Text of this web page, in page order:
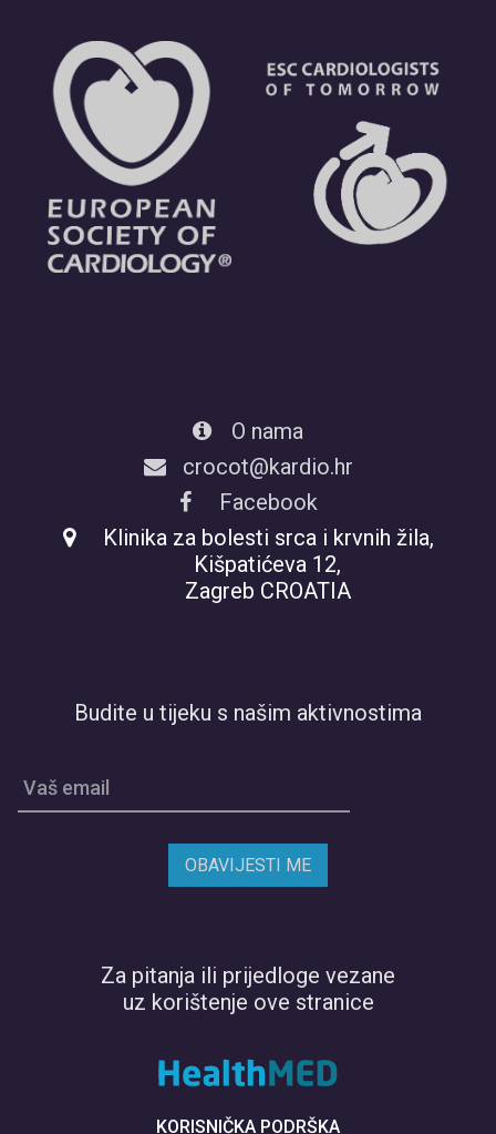
O nama
crocot@kardio.hr
Facebook
Klinika za bolesti srca i krvnih žila,
Kišpatićeva 12,
Zagreb CROATIA
Budite u tijeku s našim aktivnostima
Vaš email
OBAVIJESTI ME
Za pitanja ili prijedloge vezane
uz korištenje ove stranice
KORISNIČKA PODRŠKA